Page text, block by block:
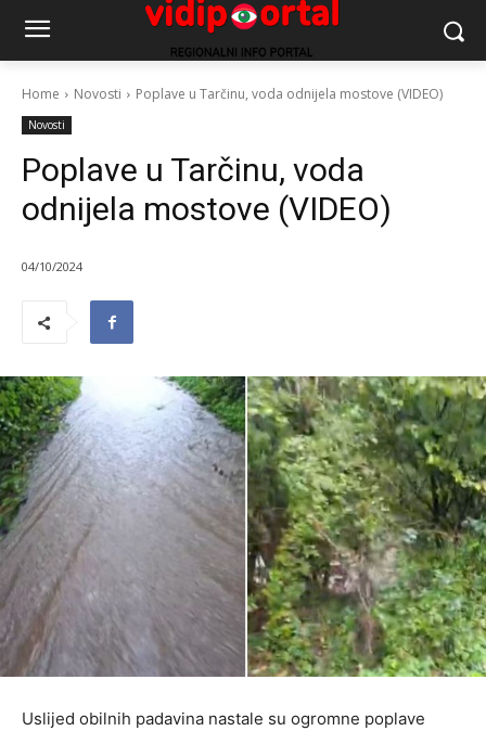
Home Novosti Poplave u Tarčinu, voda odnijela mostove (VIDEO)
Novosti
Poplave u Tarčinu, voda
odnijela mostove (VIDEO)
04/10/2024
Uslijed obilnih padavina nastale su ogromne poplave